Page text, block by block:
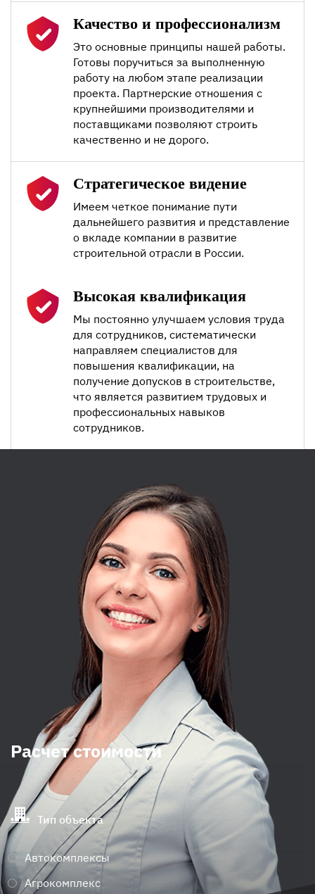
Качество и профессионализм
Это основные принципы нашей работы.
Готовы поручиться за выполненную
работу на любом этапе реализации
проекта. Партнерские отношения с
крупнейшими производителями и
поставщиками позволяют строить
качественно и не дорого.
Стратегическое видение
Имеем четкое понимание пути
дальнейшего развития и представление
о вкладе компании в развитие
строительной отрасли в России.
Высокая квалификация
Мы постоянно улучшаем условия труда
для сотрудников, систематически
направляем специалистов для
повышения квалификации, на
получение допусков в строительстве,
что является развитием трудовых и
профессиональных навыков
сотрудников.
Расчет стоимости
Тип объекта
Автокомплексы
Агрокомплекс